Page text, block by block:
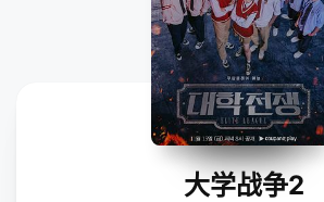
大学战争2